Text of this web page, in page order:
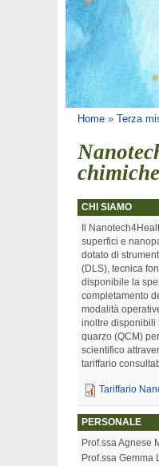
Tu sei qui
Home » Terza
CHI SIAMO
Il
superfici e
dotato di
(DLS), tecnica
disponibile la
completamento
modalità
inoltre disponibili
quarzo (QCM)
scientifico
tariffario
Tariffario
PERSONALE
Prof.ssa Agnese
Prof.ssa Gemma